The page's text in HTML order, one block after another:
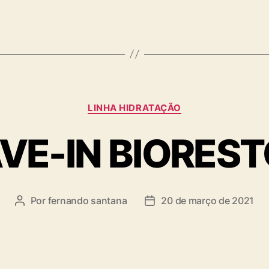
LINHA HIDRATAÇÃO
IN
Por fernando santana 20 de março de 2021